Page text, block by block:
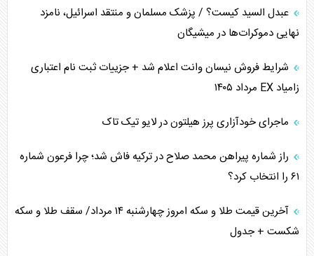
اوکراین بازوی مخرب آمریکا در غرب آسیا
اهمیت راهبردی اردن برای آمریکا
پیام، ظرفیت بالفعل‌نشده تجارت ایران
همسویی عربستان با سنتکام علیه متحدان ایران
ترامپ و توهم خلع سلاح حماس
عبدل السید کیست؟ / پزشک مسلمان و منتقد اسرائیل، نامزد
نهایی دموکرات‌ها در میشیگان
شرایط فروش نیسان وانت اعلام شد + جزییات ثبت نام اعتباری
زامیاد EX مرداد ۱۴۰۵
ماجرای خودآزاری پرز هیلتون در لایو تیک تاک
راز شماره پیراهن محمد صلاح در ترکیه فاش شد؛ چرا فرعون شماره
۶۱ را انتخاب کرد؟
آخرین قیمت طلا و سکه امروز چهارشنبه ۱۴ مرداد/ سقف طلا و سکه
شکست + جدول